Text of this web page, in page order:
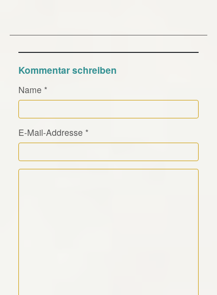
Kommentar schreiben
Name *
E-Mail-Addresse *
Kommentar Text